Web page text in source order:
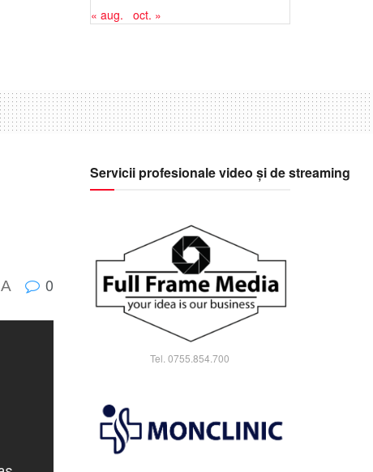
« aug. oct. »
A 0
Servicii profesionale video și de streaming
Tel. 0755.854.700